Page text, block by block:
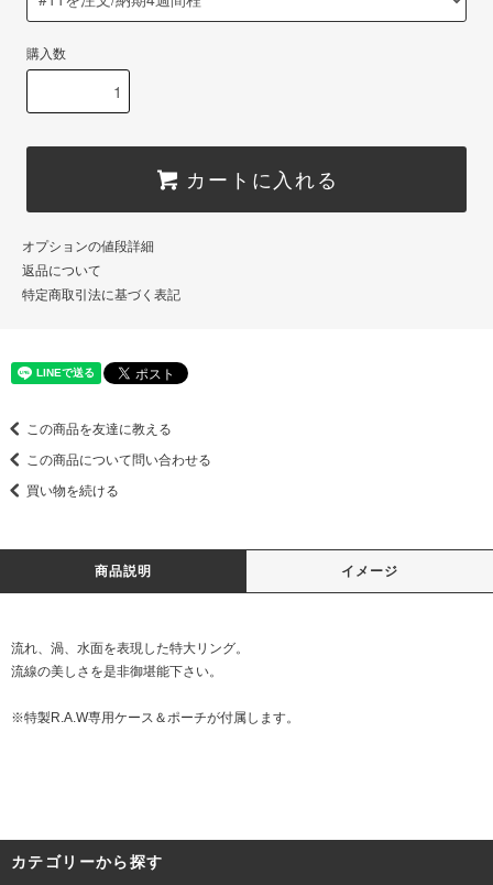
購入数
カートに入れる
オプションの値段詳細
返品について
特定商取引法に基づく表記
この商品を友達に教える
この商品について問い合わせる
買い物を続ける
商品説明 イメージ
流れ、渦、水面を表現した特大リング。
流線の美しさを是非御堪能下さい。
※特製R.A.W専用ケース＆ポーチが付属します。
カテゴリーから探す